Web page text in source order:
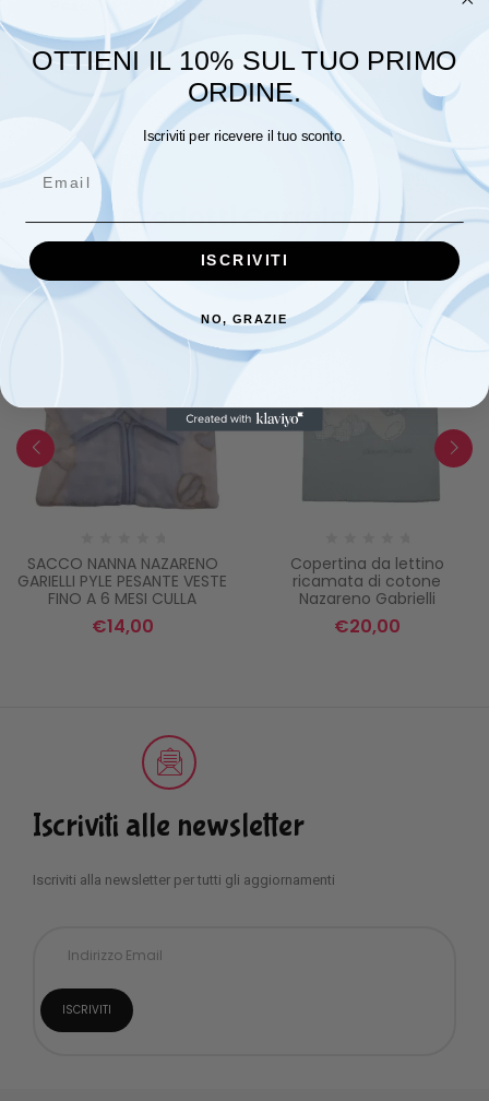
0,1 kg
TAGLIA 0/6 MESI, 6/12 MESI, 12/18 MESI
Prodotti Correlati
SACCO NANNA NAZARENO
GARIELLI PYLE PESANTE VESTE
FINO A 6 MESI CULLA
€14,00
Copertina da lettino
ricamata di cotone
Nazareno Gabrielli
€20,00
Iscriviti alle newsletter
Iscriviti alla newsletter per tutti gli aggiornamenti
OTTIENI IL 10% SUL TUO PRIMO
ORDINE.
Iscriviti per ricevere il tuo sconto.
ISCRIVITI
NO, GRAZIE